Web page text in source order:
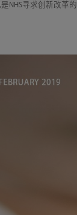
NHS寻求创新改革的